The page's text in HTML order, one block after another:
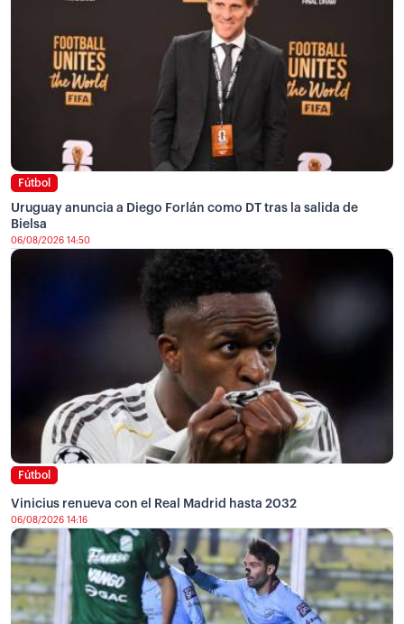
Fútbol
Uruguay anuncia a Diego Forlán como DT tras la salida de
Bielsa
06/08/2026 14:50
Fútbol
Vinicius renueva con el Real Madrid hasta 2032
06/08/2026 14:16